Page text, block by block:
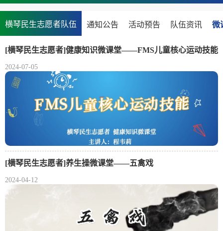
横琴民生志愿者队伍 通知公告 活动预告 队伍资讯 微
[横琴民生志愿者]健康知识微课堂——FMS儿童核心运动技能
2024-07-05
[横琴民生志愿者]养生操微课堂——五禽戏
2024-04-12